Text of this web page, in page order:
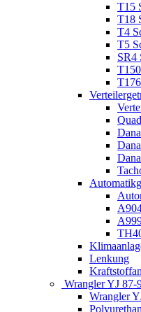
T15
T18
T4
T5
SR4
Lenkung
Wrangler YJ 87-
Wrangler